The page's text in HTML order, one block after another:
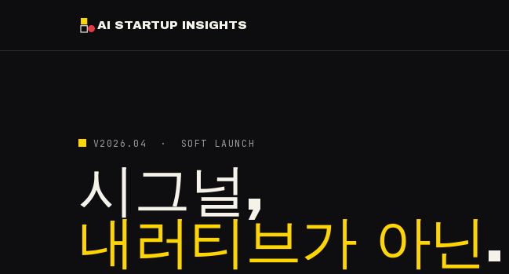
AI STARTUP INSIGHTS
V2026.04 · SOFT LAUNCH
시그널,
내러티브가 아닌.